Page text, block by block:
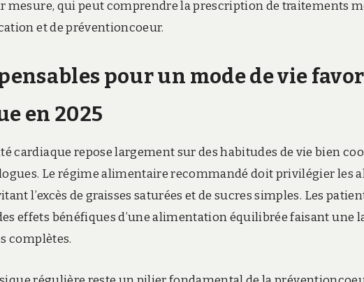
mesure, qui peut comprendre la prescription de traitements
et de préventioncoeur.
pour un mode de vie
en 2025
cardiaque repose largement sur des habitudes de vie bien
Le régime alimentaire recommandé doit privilégier les
l’excès de graisses saturées et de sucres simples. Les
effets bénéfiques d’une alimentation équilibrée faisant une
complètes.